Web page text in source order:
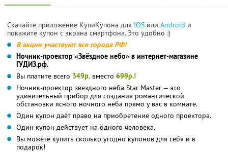
Скачайте приложение КупиКупона для IOS или Android и
покажите купон с экрана смартфона. Это удобно :)
В акции участвуют все города РФ!
Ночник-проектор «Звёздное небо» в интернет-магазине
ГУДИЗ.рф.
Вы платите всего 349р. вместо 699р.!
Ночник-проектор звездного неба Star Master — это
удивительный прибор для создания романтической
обстановки ясного ночного неба прямо у вас в комнате.
Один купон даёт право на приобретение одного проектора.
Один купон действует на одного человека.
Вы можете купить сколько угодно купонов для себя и в
подарок!